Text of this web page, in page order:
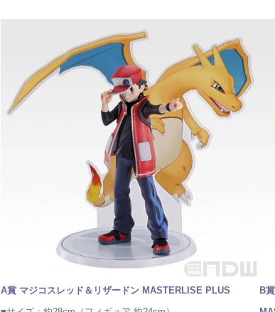
A賞 マジコスレッド＆リザードン MASTERLISE PLUS
B